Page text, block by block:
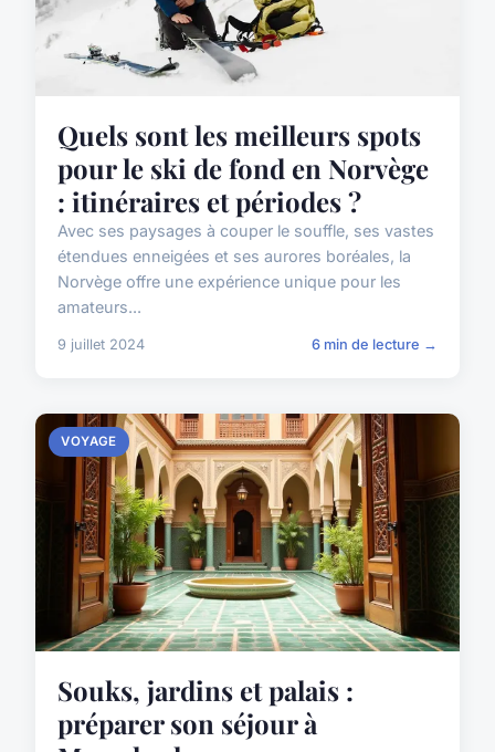
Quels sont les meilleurs spots
pour le ski de fond en Norvège
: itinéraires et périodes ?
Avec ses paysages à couper le souffle, ses vastes
étendues enneigées et ses aurores boréales, la
Norvège offre une expérience unique pour les
amateurs...
9 juillet 2024 6 min de lecture →
VOYAGE
Souks, jardins et palais :
préparer son séjour à